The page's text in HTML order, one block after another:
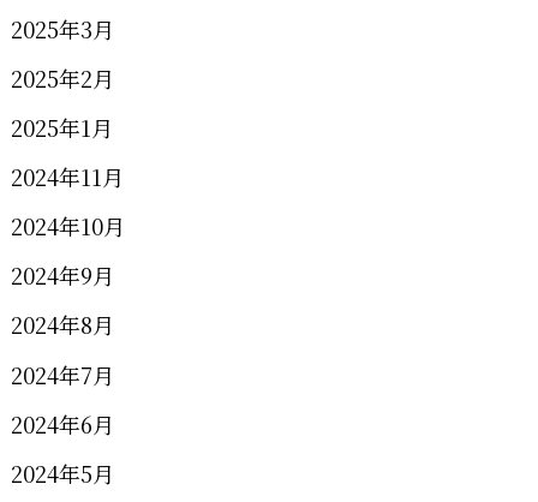
2025年3月
2025年2月
2025年1月
2024年11月
2024年10月
2024年9月
2024年8月
2024年7月
2024年6月
2024年5月